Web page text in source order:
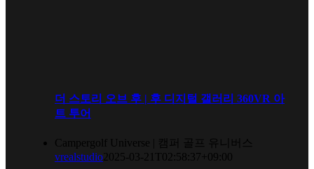
더 스토리 오브 후 | 후 디지털 갤러리 360VR 아
트 투어
Campergolf Universe | 캠퍼 골프 유니버스
vrealstudio 2025-03-21T02:58:37+09:00